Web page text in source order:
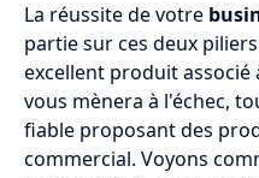
La réussite de votre
partie sur ces deux
excellent produit
vous mènera à l'échec,
fiable proposant des
commercial. Voyons